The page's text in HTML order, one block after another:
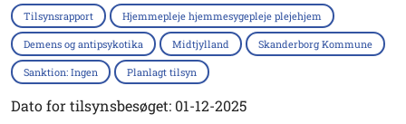
Tilsynsrapport Hjemmepleje hjemmesygepleje plejehjem
Demens og antipsykotika Midtjylland Skanderborg Kommune
Sanktion: Ingen Planlagt tilsyn
Dato for tilsynsbesøget: 01-12-2025